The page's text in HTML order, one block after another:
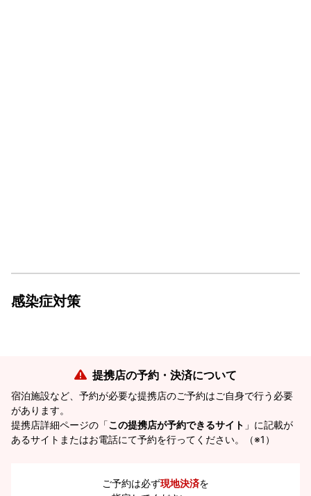
感染症対策
提携店の予約・決済について
宿泊施設など、予約が必要な提携店のご予約はご自身で行う必要
があります。
提携店詳細ページの「この提携店が予約できるサイト 」に記載が
あるサイトまたはお電話にて予約を行ってください。（※1）
ご予約は必ず現地決済を